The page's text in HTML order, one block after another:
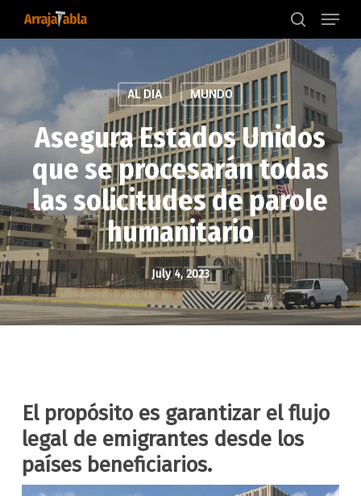
main
search
Menu
AL DIA MUNDO
Asegura Estados Unidos
que se procesarán todas
las solicitudes de parole
humanitario
July 4, 2023
El propósito es garantizar el flujo
legal de emigrantes desde los
países beneficiarios.